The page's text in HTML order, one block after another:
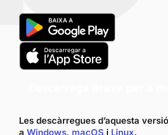
Les descàrregues d’aquesta
a Windows, macOS i Linux.